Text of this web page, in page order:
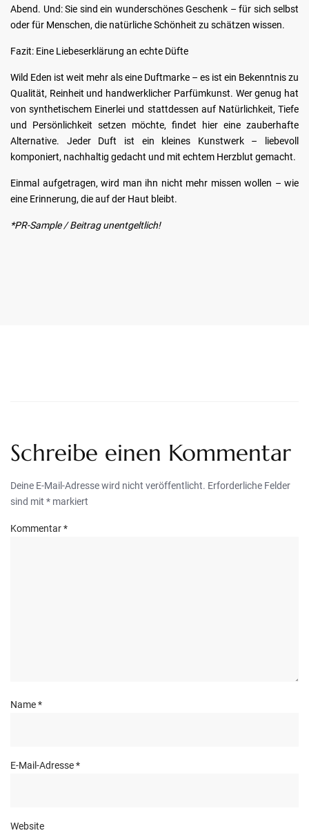
Abend. Und: Sie sind ein wunderschönes Geschenk – für sich selbst
oder für Menschen, die natürliche Schönheit zu schätzen wissen.
Fazit: Eine Liebeserklärung an echte Düfte
Wild Eden ist weit mehr als eine Duftmarke – es ist ein Bekenntnis zu
Qualität, Reinheit und handwerklicher Parfümkunst. Wer genug hat
von synthetischem Einerlei und stattdessen auf Natürlichkeit, Tiefe
und Persönlichkeit setzen möchte, findet hier eine zauberhafte
Alternative. Jeder Duft ist ein kleines Kunstwerk – liebevoll
komponiert, nachhaltig gedacht und mit echtem Herzblut gemacht.
Einmal aufgetragen, wird man ihn nicht mehr missen wollen – wie
eine Erinnerung, die auf der Haut bleibt.
*PR-Sample / Beitrag unentgeltlich!
Schreibe einen Kommentar
Deine E-Mail-Adresse wird nicht veröffentlicht. Erforderliche Felder
sind mit * markiert
Kommentar*
Name*
E-Mail-Adresse*
Website